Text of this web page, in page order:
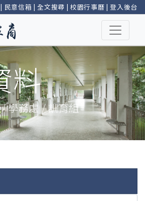
| 民意信箱 |全文搜尋 | 校園行事曆 |登入後台
料
學務處 / 訓育組